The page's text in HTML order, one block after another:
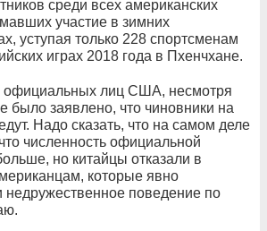
среди всех американских
участие в зимних
уступая только 228 спортсменам
играх 2018 года в Пхенчхане.
официальных лиц США, несмотря
было заявлено, что чиновники на
Надо сказать, что на самом деле
численность официальной
но китайцы отказали в
которые явно
недружественное поведение по